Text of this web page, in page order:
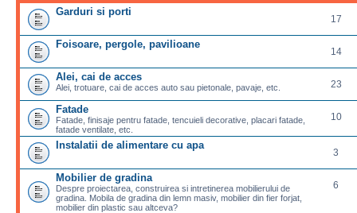
Garduri si porti
17
Foisoare, pergole, pavilioane
14
Alei, cai de acces
Alei, trotuare, cai de acces auto sau pietonale, pavaje, etc. 23
Fatade
Fatade, finisaje pentru fatade, tencuieli decorative, placari fatade,
fatade ventilate, etc.
10
Instalatii de alimentare cu apa
3
Mobilier de gradina
Despre proiectarea, construirea si intretinerea mobilierului de
gradina. Mobila de gradina din lemn masiv, mobilier din fier forjat,
mobilier din plastic sau altceva?
6